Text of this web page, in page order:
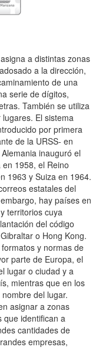
a distintas zonas
a la dirección,
de una
serie de dígitos,
También se utiliza
El sistema
por primera
de la URSS- en
inauguró el
1958, el Reino
1963 y Suiza en 1964.
estatales del
hay países en
territorios cuya
del código
o Hong Kong.
y normas de
parte de Europa, el
lugar o ciudad y a
mientras que en los
del lugar.
asignar a zonas
que identifican a
cantidades de
empresas,